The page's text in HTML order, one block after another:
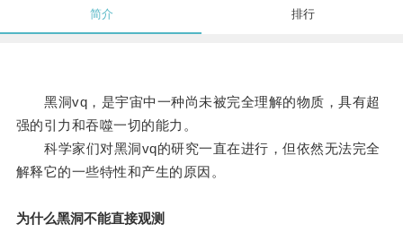
简介 排行
黑洞vq，是宇宙中一种尚未被完全理解的物质，具有超
强的引力和吞噬一切的能力。
科学家们对黑洞vq的研究一直在进行，但依然无法完全
解释它的一些特性和产生的原因。
为什么黑洞不能直接观测